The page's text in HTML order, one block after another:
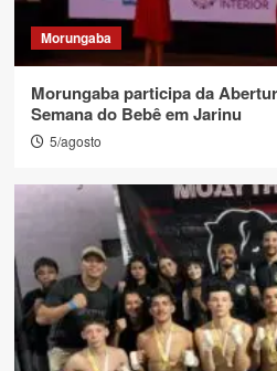
Morungaba
Morungaba participa da
Semana do Bebê em Jarinu
5/agosto